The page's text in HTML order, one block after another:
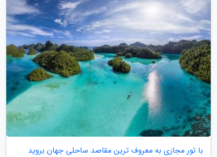
با تور مجازی به معروف ترین مقاصد ساحلی جهان بروید